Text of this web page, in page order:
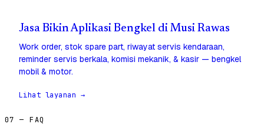
Jasa Bikin Aplikasi Bengkel di Musi Rawas
Work order, stok spare part, riwayat servis kendaraan,
reminder servis berkala, komisi mekanik, & kasir — bengkel
mobil & motor.
Lihat layanan →
07 — FAQ